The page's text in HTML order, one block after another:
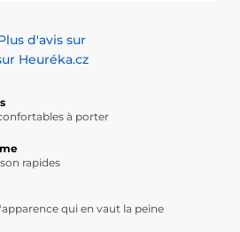
d'avis sur
Heuréka.cz
à porter
rapides
qui en vaut la peine